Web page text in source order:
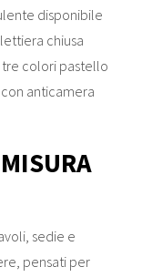
disponibile
chiusa
tre colori pastello
anticamera
sedie e
pensati per